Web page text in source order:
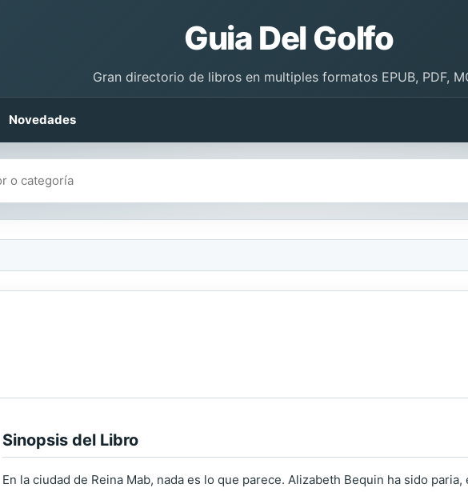
Guia Del Golfo
Gran directorio de libros en multiples formatos EPUB, PDF,
Novedades
Sinopsis del Libro
En la ciudad de Reina Mab, nada es lo que parece. Alizabeth Bequin ha sido